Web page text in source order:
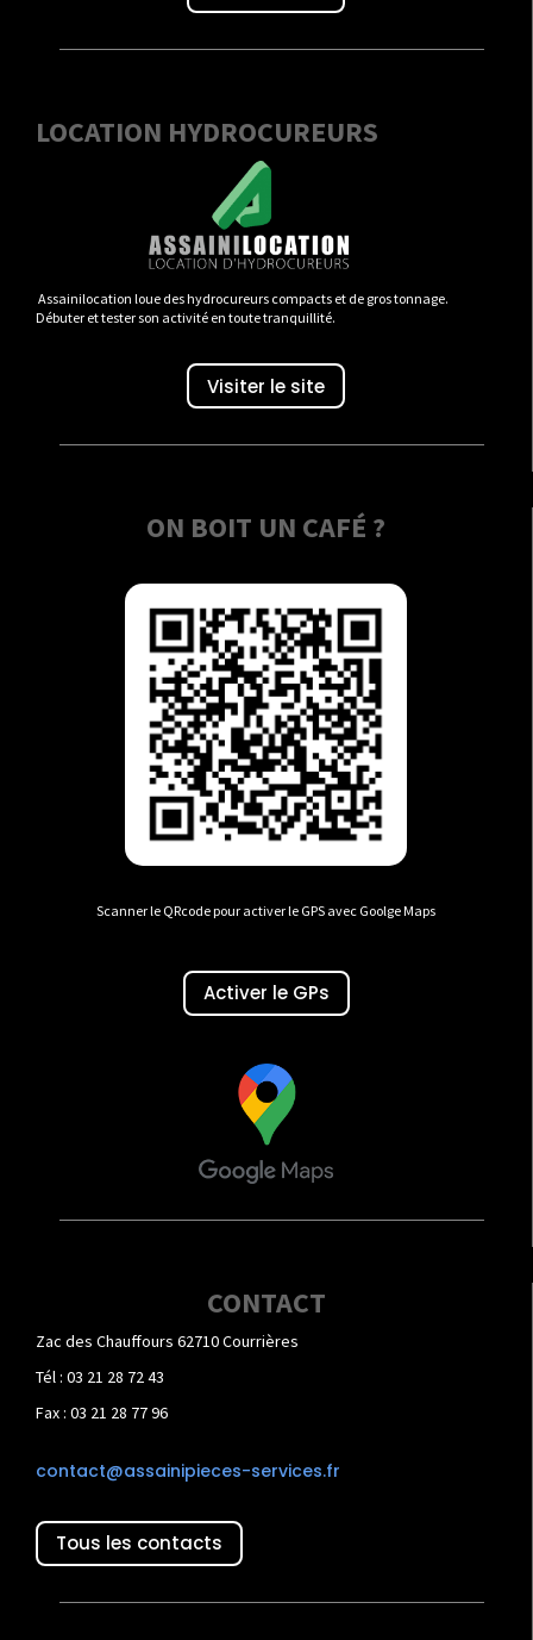
LOCATION HYDROCUREURS
Assainilocation loue des hydrocureurs compacts et de gros tonnage.
Débuter et tester son activité en toute tranquillité.
Visiter le site
ON BOIT UN CAFÉ ?
Scanner le QRcode pour activer le GPS avec Goolge Maps
Activer le GPs
CONTACT
Zac des Chauffours 62710 Courrières
Tél : 03 21 28 72 43
Fax : 03 21 28 77 96
contact@assainipieces-services.fr
Tous les contacts